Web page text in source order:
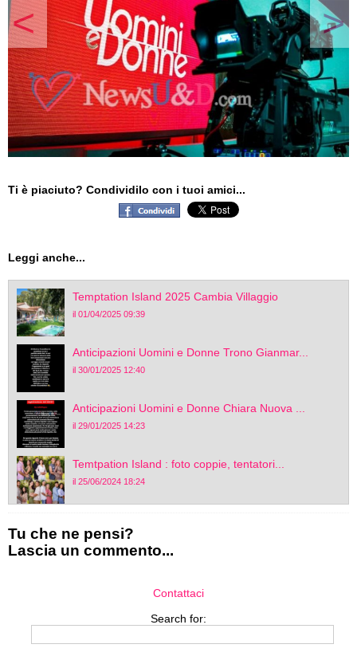
< >
Ti è piaciuto? Condividilo con i tuoi amici...
Leggi anche...
Temptation Island 2025 Cambia Villaggio
il 01/04/2025 09:39
Anticipazioni Uomini e Donne Trono Gianmar...
il 30/01/2025 12:40
Anticipazioni Uomini e Donne Chiara Nuova ...
il 29/01/2025 14:23
Temtpation Island : foto coppie, tentatori...
il 25/06/2024 18:24
Tu che ne pensi?
Lascia un commento...
Contattaci
Search for: